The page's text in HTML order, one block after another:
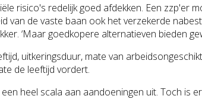
risico's redelijk goed afdekken. Een zzp'er
van de vaste baan ook het verzekerde
‘Maar goedkopere alternatieven bieden
uitkeringsduur, mate van arbeidsongeschi
de leeftijd vordert.
heel scala aan aandoeningen uit. Toch is